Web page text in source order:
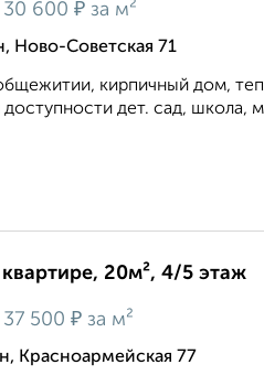
30 600 ₽ за м²
Ново-Советская 71
кирпичный дом,
дет. сад, школа,
20м², 4/5 этаж
37 500 ₽ за м²
Красноармейская 77